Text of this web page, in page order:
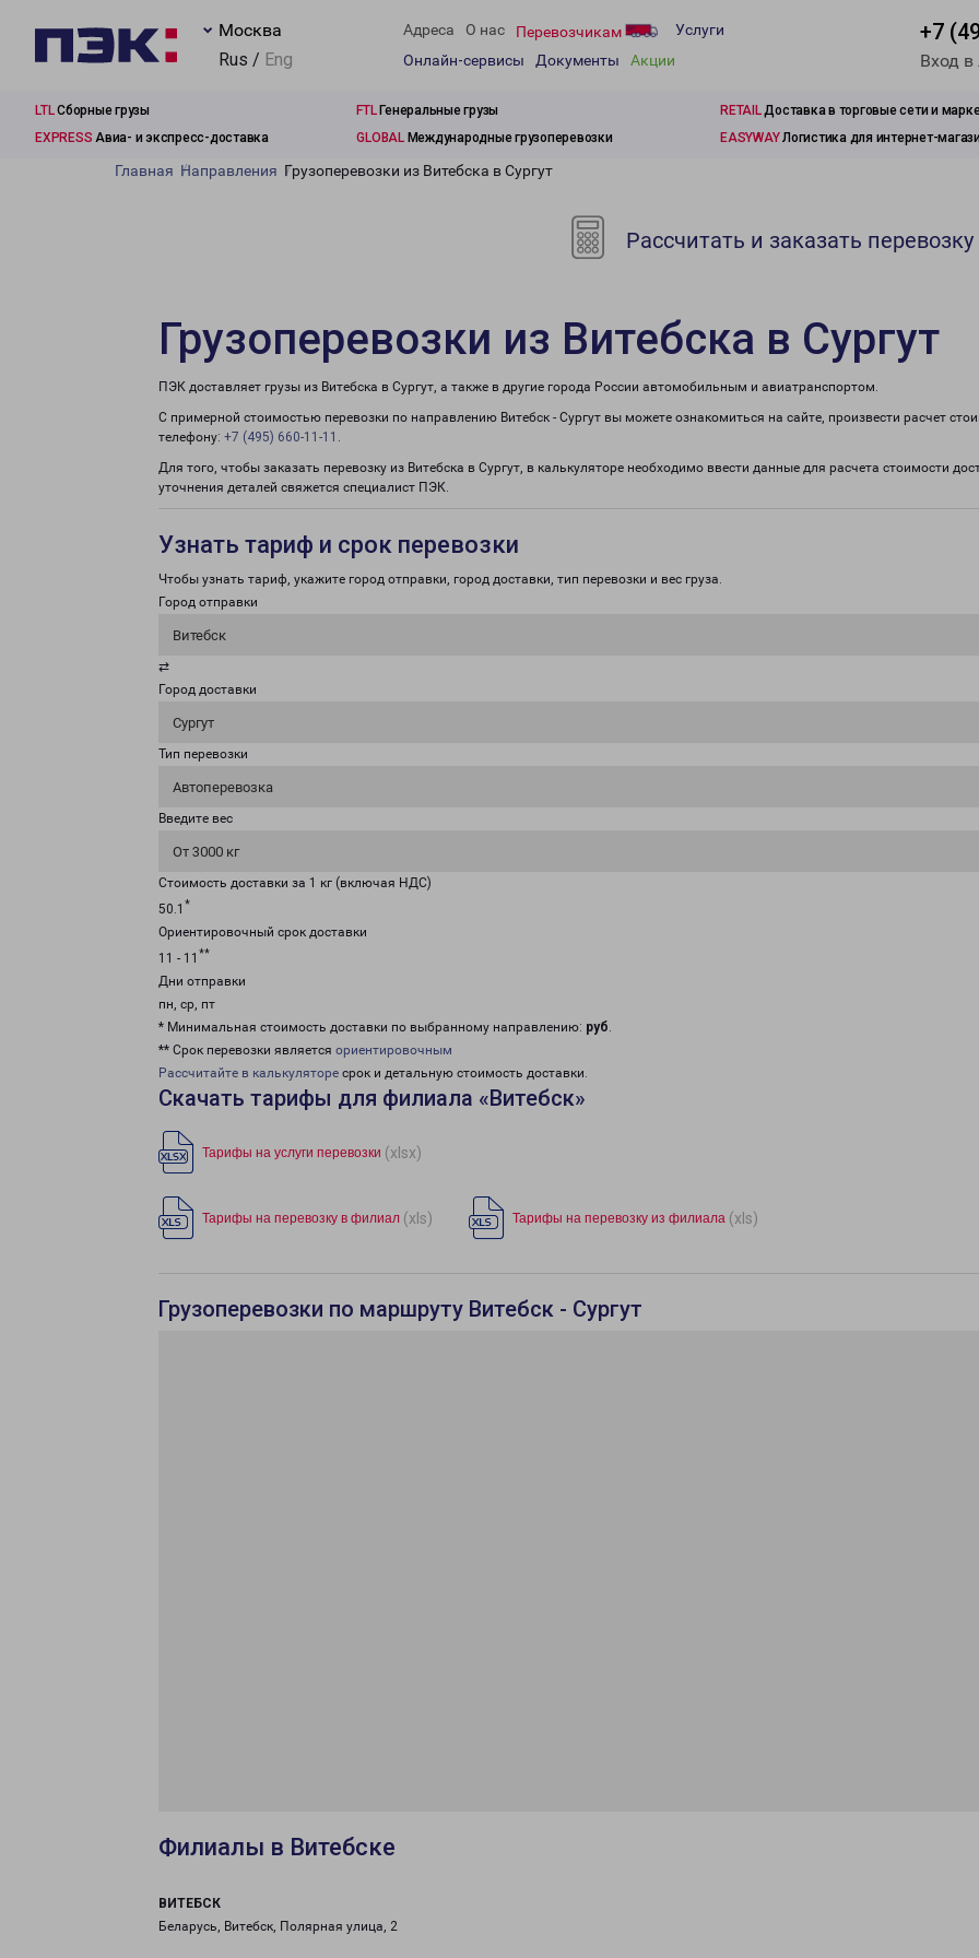
Москва
Rus / Eng
Адреса О нас Перевозчикам
Услуги
Онлайн-сервисы
Документы Акции
+7
Вход
LTLСборные грузы FTLГенеральные грузы RETAILДоставка в торговые сети и
EXPRESS Авиа- и экспресс-доставка GLOBALМеждународные грузоперевозки EASYWAYЛогистика для интернет-
Главная Направления Грузоперевозки из Витебска в Сургут
Рассчитать и заказать перевозку
Грузоперевозки из Витебска в Сургут
ПЭК доставляет грузы из Витебска в Сургут, а также в другие города России автомобильным и авиатранспортом.
С примерной стоимостью перевозки по направлению Витебск - Сургут вы можете ознакомиться на сайте, произвести расчет
телефону: +7 (495) 660-11-11 .
Для того, чтобы заказать перевозку из Витебска в Сургут, в калькуляторе необходимо ввести данные для расчета стоимости
уточнения деталей свяжется специалист ПЭК.
Узнать тариф и срок перевозки
Чтобы узнать тариф, укажите город отправки, город доставки, тип перевозки и вес груза.
Город отправки
Витебск
⇄
Город доставки
Сургут
Тип перевозки
Автоперевозка
Введите вес
От 3000 кг
Стоимость доставки за 1 кг (включая НДС)
50.1 *
Ориентировочный срок доставки
11 - 11 **
Дни отправки
пн, ср, пт
* Минимальная стоимость доставки по выбранному направлению: руб.
** Срок перевозки является ориентировочным
Рассчитайте в калькуляторе срок и детальную стоимость доставки.
Скачать тарифы для филиала «Витебск»
Тарифы на услуги перевозки (xlsx)
Тарифы на перевозку в филиал (xls) Тарифы на перевозку из филиала (xls)
Грузоперевозки по маршруту Витебск - Сургут
Филиалы в Витебске
ВИТЕБСК
Беларусь, Витебск, Полярная улица, 2